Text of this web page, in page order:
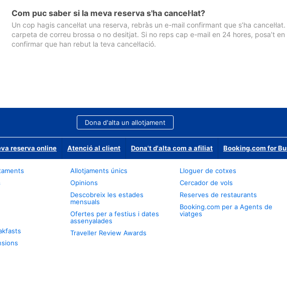
Com puc saber si la meva reserva s'ha cancel·lat?
Un cop hagis cancel·lat una reserva, rebràs un e-mail confirmant que s’ha
carpeta de correu brossa o no desitjat. Si no reps cap e-mail en 24 hores, posa’t
confirmar que han rebut la teva cancel·lació.
Dona d'alta un allotjament
reserva online Atenció al client Dona't d'alta com a afiliat Booking.com for
Allotjaments únics
Opinions
Descobreix les estades
mensuals
Ofertes per a festius i dates
assenyalades
Traveller Review Awards
Lloguer de cotxes
Cercador de vols
Reserves de restaurants
Booking.com per a Agents de
viatges